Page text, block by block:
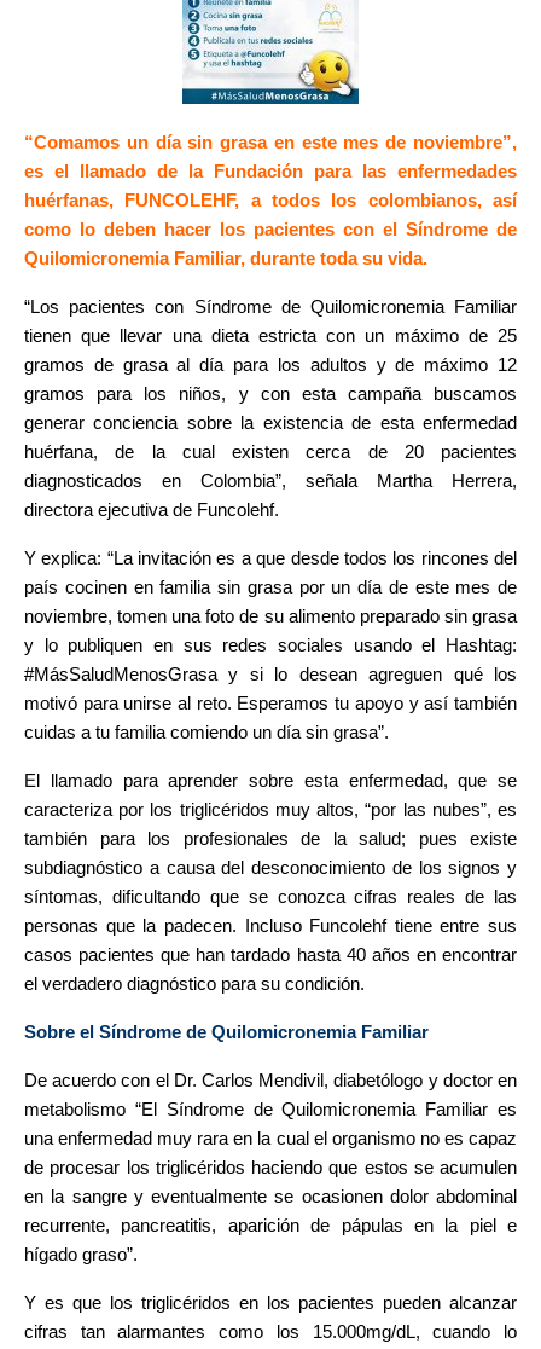
“Comamos un día sin grasa en este mes de noviembre”,
es el llamado de la Fundación para las enfermedades
huérfanas, FUNCOLEHF, a todos los colombianos, así
como lo deben hacer los pacientes con el Síndrome de
Quilomicronemia Familiar, durante toda su vida.
“Los pacientes con Síndrome de Quilomicronemia Familiar
tienen que llevar una dieta estricta con un máximo de 25
gramos de grasa al día para los adultos y de máximo 12
gramos para los niños, y con esta campaña buscamos
generar conciencia sobre la existencia de esta enfermedad
huérfana, de la cual existen cerca de 20 pacientes
diagnosticados en Colombia”, señala Martha Herrera,
directora ejecutiva de Funcolehf.
Y explica: “La invitación es a que desde todos los rincones del
país cocinen en familia sin grasa por un día de este mes de
noviembre, tomen una foto de su alimento preparado sin grasa
y lo publiquen en sus redes sociales usando el Hashtag:
#MásSaludMenosGrasa y si lo desean agreguen qué los
motivó para unirse al reto. Esperamos tu apoyo y así también
cuidas a tu familia comiendo un día sin grasa”.
El llamado para aprender sobre esta enfermedad, que se
caracteriza por los triglicéridos muy altos, “por las nubes”, es
también para los profesionales de la salud; pues existe
subdiagnóstico a causa del desconocimiento de los signos y
síntomas, dificultando que se conozca cifras reales de las
personas que la padecen. Incluso Funcolehf tiene entre sus
casos pacientes que han tardado hasta 40 años en encontrar
el verdadero diagnóstico para su condición.
Sobre el Síndrome de Quilomicronemia Familiar
De acuerdo con el Dr. Carlos Mendivil, diabetólogo y doctor en
metabolismo “El Síndrome de Quilomicronemia Familiar es
una enfermedad muy rara en la cual el organismo no es capaz
de procesar los triglicéridos haciendo que estos se acumulen
en la sangre y eventualmente se ocasionen dolor abdominal
recurrente, pancreatitis, aparición de pápulas en la piel e
hígado graso”.
Y es que los triglicéridos en los pacientes pueden alcanzar
cifras tan alarmantes como los 15.000mg/dL, cuando lo